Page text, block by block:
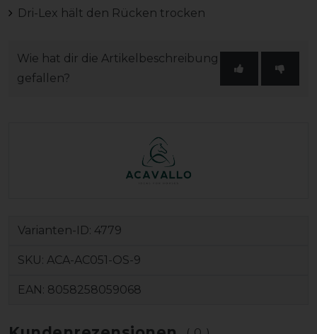
Dri-Lex hält den Rücken trocken
Wie hat dir die Artikelbeschreibung
gefallen?
Varianten-ID: 4779
SKU: ACA-AC051-OS-9
EAN: 8058258059068